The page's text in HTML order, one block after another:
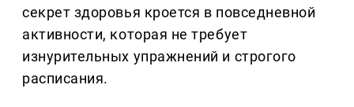
секрет здоровья кроется в повседневной
активности, которая не требует
изнурительных упражнений и строгого
расписания.